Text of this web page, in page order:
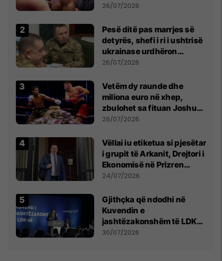
26/07/2026
Pesë ditë pas marrjes së
detyrës, shefi i ri i ushtrisë
ukrainase urdhëron
kontroll të madh
26/07/2026
Vetëm dy raunde dhe
miliona euro në xhep,
zbulohet sa fituan Joshua
e Prenga
26/07/2026
Vëllai iu etiketua si pjesëtar
i grupit të Arkanit, Drejtori i
Ekonomisë në Prizren
mohon pretendimet
24/07/2026
Gjithçka që ndodhi në
Kuvendin e
jashtëzakonshëm të LDK-
së
30/07/2026